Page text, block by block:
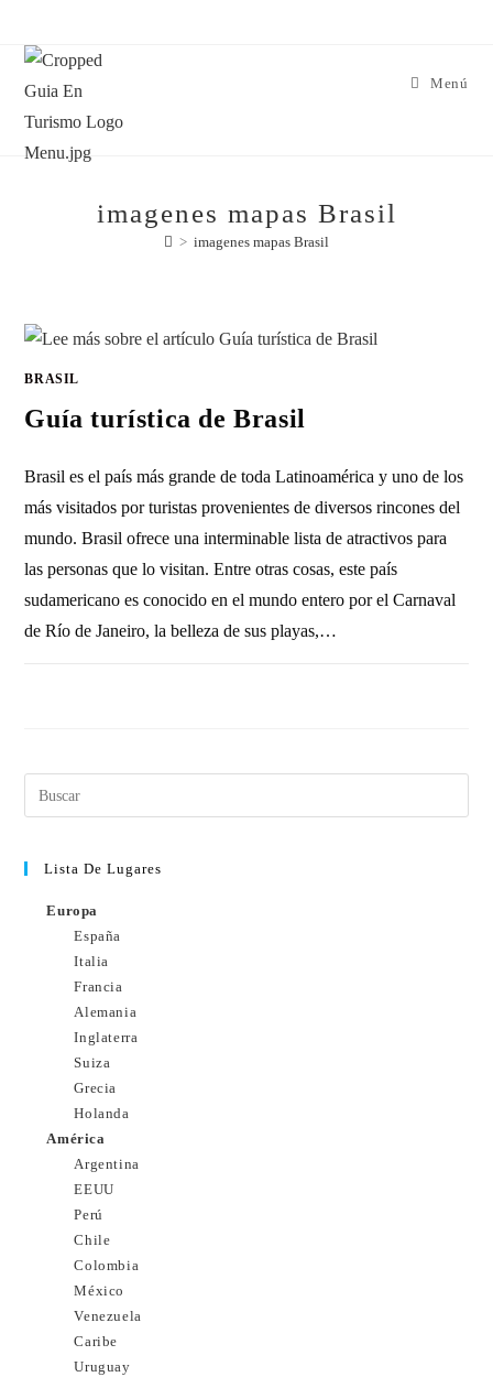
Menú
imagenes mapas Brasil
> imagenes mapas Brasil
BRASIL
Guía turística de Brasil
Brasil es el país más grande de toda Latinoamérica y uno de los
más visitados por turistas provenientes de diversos rincones del
mundo. Brasil ofrece una interminable lista de atractivos para
las personas que lo visitan. Entre otras cosas, este país
sudamericano es conocido en el mundo entero por el Carnaval
de Río de Janeiro, la belleza de sus playas,…
Lista De Lugares
Europa
España
Italia
Francia
Alemania
Inglaterra
Suiza
Grecia
Holanda
América
Argentina
EEUU
Perú
Chile
Colombia
México
Venezuela
Caribe
Uruguay